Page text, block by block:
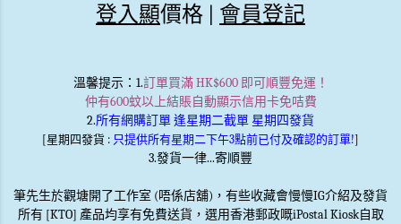
登入顯價格 | 會員登記
溫馨提示：1.訂單買滿 HK$600 即可順豐免運！
仲有600蚊以上結賬自動顯示信用卡免咭費
2.所有網購訂單 逢星期二截單 星期四發貨
[星期四發貨 : 只提供所有星期二下午3點前已付及確認的訂單!]
3.發貨一律...寄順豐
筆先生於觀塘開了工作室 (唔係店舖)，有些收藏會慢慢IG介紹及發貨
所有 [KTO] 產品均享有免費送貨，選用香港郵政嘅iPostal Kiosk自取